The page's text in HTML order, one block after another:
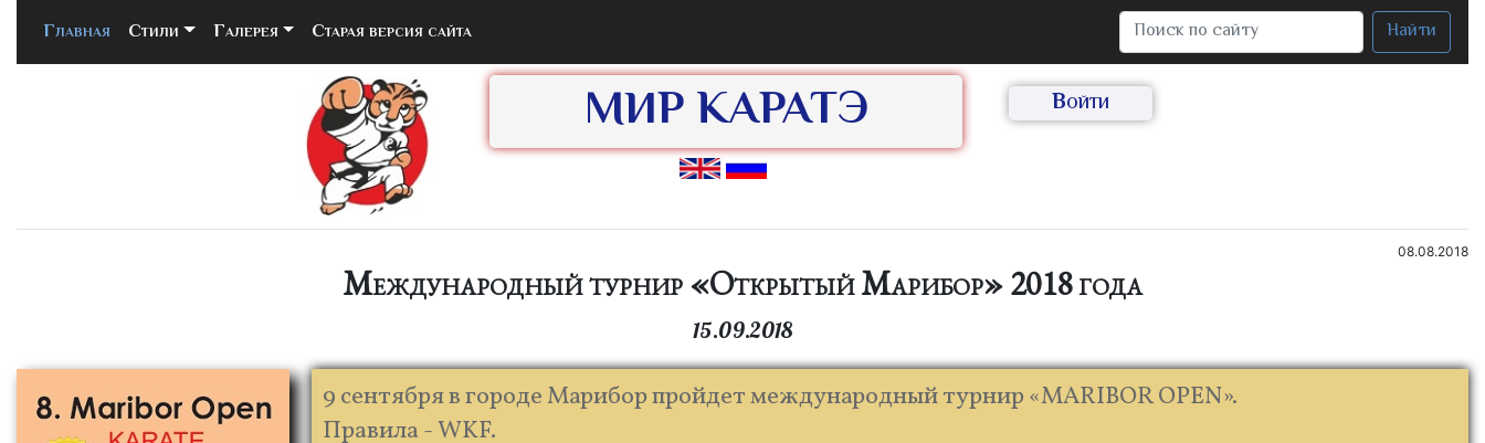
Главная (current)
Стили Галерея Старая версия сайта Найти
МИР КАРАТЭ Войти
08.08.2018
Международный турнир «Открытый Марибор» 2018 года
15.09.2018
9 сентября в городе Марибор пройдет международный турнир «MARIBOR OPEN».
Правила - WKF.